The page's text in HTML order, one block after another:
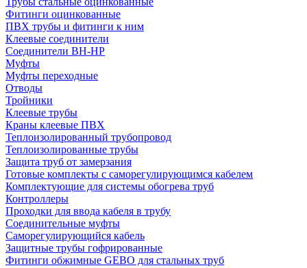
Фитинги оцинкованные
ПВХ трубы и фитинги к ним
Клеевые соединители
Соединители ВН-НР
Муфты
Муфты переходные
Отводы
Тройники
Клеевые трубы
Краны клеевые ПВХ
Теплоизолированный трубопровод
Теплоизолированные трубы
Защита труб от замерзания
Готовые комплекты с саморегулирующимся кабелем
Комплектующие для системы обогрева труб
Контроллеры
Проходки для ввода кабеля в трубу
Соединительные муфты
Саморегулирующийся кабель
Защитные трубы гофрированные
Фитинги обжимные GEBO для стальных труб